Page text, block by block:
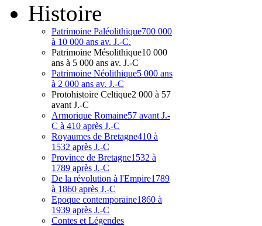
Histoire
Patrimoine Paléolithique700 000
à 10 000 ans av. J.-C.
Patrimoine Mésolithique10 000
ans à 5 000 ans av. J.-C
Patrimoine Néolithique5 000 ans
à 2 000 ans av. J.-C
Protohistoire Celtique2 000 à 57
avant J.-C
Armorique Romaine57 avant J.-
C à 410 après J.-C
Royaumes de Bretagne410 à
1532 après J.-C
Province de Bretagne1532 à
1789 après J.-C
De la révolution à l'Empire1789
à 1860 après J.-C
Epoque contemporaine1860 à
1939 après J.-C
Contes et Légendes